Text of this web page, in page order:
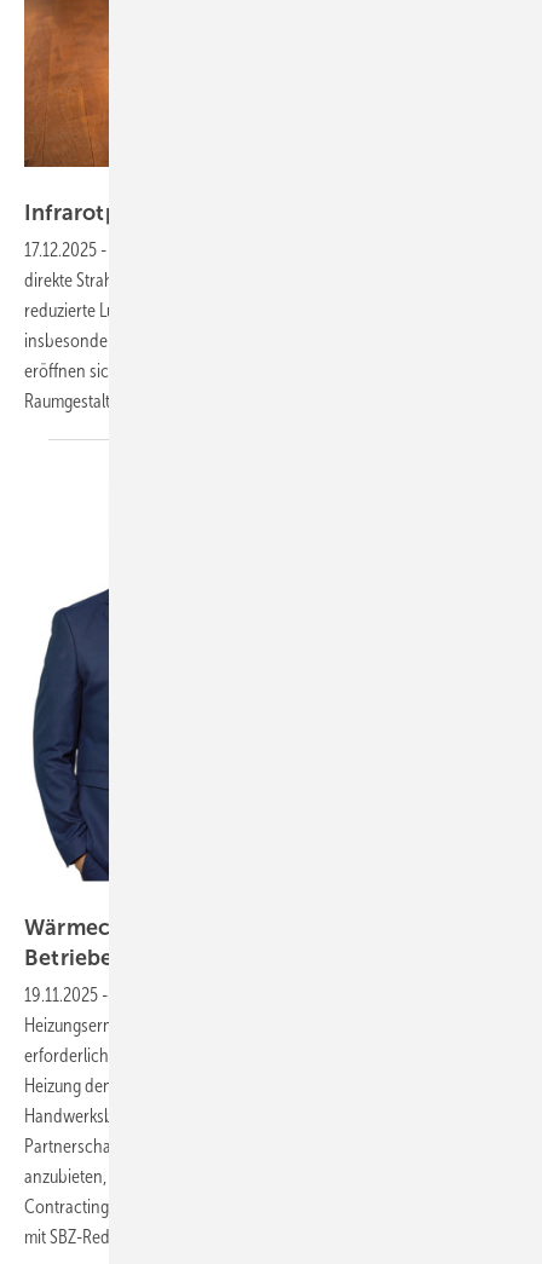
Infrarotpaneele: Wärme mit
17.12.2025 -
direkte Strahlungswärme, ohne die Raumluft aufzuheizen. Eine
reduzierte Luftzirkulation mindert Staubaufwirbelung, was ein Vorteil
insbesondere für Allergiker ist. Für SHK- und Elektro-Fachhandwerker
eröffnen sich neue Möglichkeiten in der energetischen Sanierung,
Raumgestaltung und
Wärmecontracting eröffnet auch kleinen SHK-
Betrieben neue
19.11.2025 -
Heizungserneuerung überrascht werden und ihnen das hierzu
erforderliche Budget fehlt, können sie mittels Mietmodell die neue
Heizung dennoch umsetzen. Warum es für kleinere
Handwerksbetriebe attraktiv sein kann, eine Wärme-Contracting-
Partnerschaft einzugehen und ihren Kunden ein solches Mietmodell
anzubieten, erläutern die Geschäftsführer der WCG Wärme
Contracting GmbH Christian Hoffmann und Dirk Drews im Interview
mit SBZ-Redakteurin Katrin